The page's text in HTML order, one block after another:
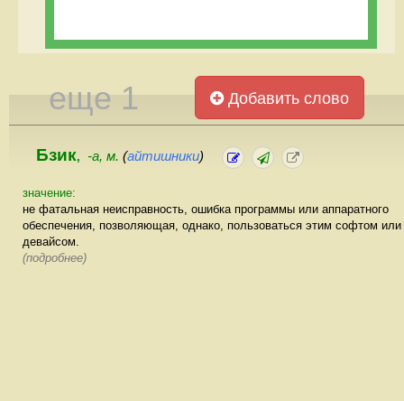
еще 1 Добавить слово
Бзик, -а, м. (айтишники)
значение:
не фатальная неисправность, ошибка программы или аппаратного
обеспечения, позволяющая, однако, пользоваться этим софтом или
девайсом.
(подробнее)